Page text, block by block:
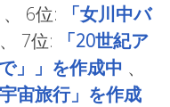
、 6位:
「女川中バ
、 7位:
「20世紀ア
」」を作成中 、
宙旅行」を作成